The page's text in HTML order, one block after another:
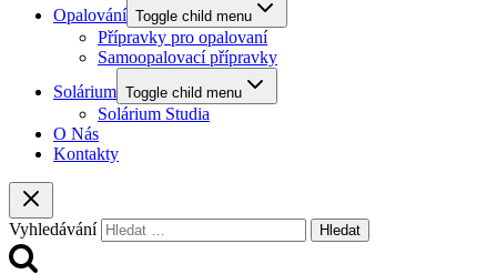
Opalování Toggle child menu
Přípravky pro opalovaní
Samoopalovací přípravky
Solárium Toggle child menu
Solárium Studia
O Nás
Kontakty
Vyhledávání